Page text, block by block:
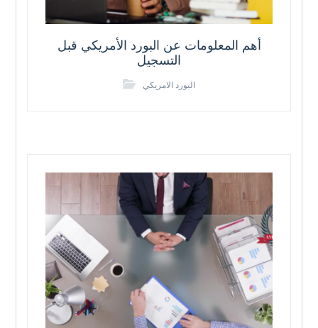
أهم المعلومات عن البورد الأمريكي قبل
التسجيل
البورد الامريكي